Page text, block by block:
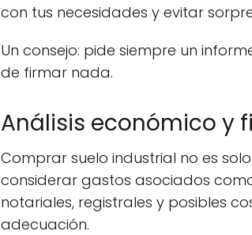
con tus necesidades y evitar
Un consejo: pide siempre un
de firmar nada.
Análisis económico y
Comprar suelo industrial no es
considerar gastos asociados
notariales, registrales y posibles
adecuación.